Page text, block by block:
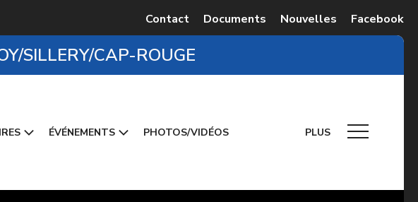
Contact Documents Nouvelles Facebook
SILLERY/CAP-ROUGE
ÉVÉNEMENTS PHOTOS/VIDÉOS PLUS